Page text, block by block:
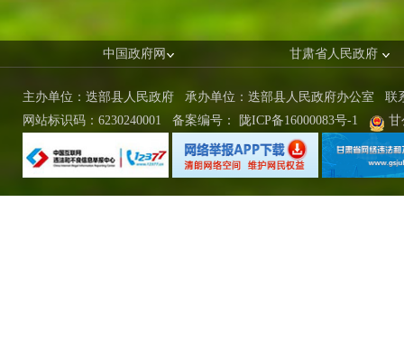
中国政府网 甘肃省人民政府
主办单位：迭部县人民政府 承办单位：迭部县人民政府办公室 联
网站标识码：6230240001
备案编号： 陇ICP备16000083号-1 甘